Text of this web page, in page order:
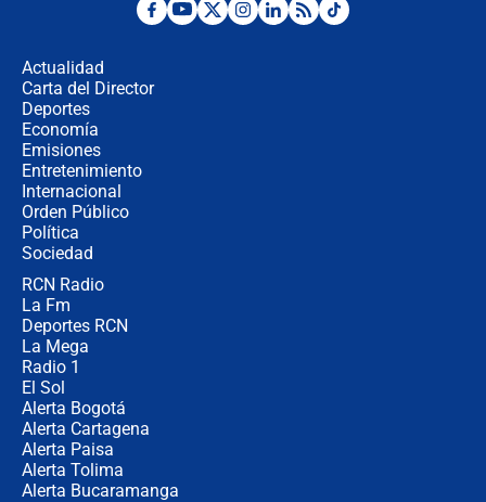
Las seis de las 6 con Juan Lozano |
Actualidad
Carta del Director
Deportes
Economía
Emisiones
Entretenimiento
Internacional
Orden Público
Política
Sociedad
RCN Radio
La Fm
Deportes RCN
La Mega
Radio 1
El Sol
Alerta Bogotá
Alerta Cartagena
Alerta Paisa
Alerta Tolima
Alerta Bucaramanga